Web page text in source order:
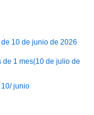
10 de junio de 2026
de 1 mes(10 de julio de
junio